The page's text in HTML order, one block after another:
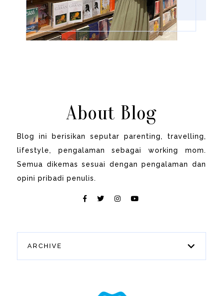
About Blog
Blog ini berisikan seputar parenting, travelling,
lifestyle, pengalaman sebagai working mom.
Semua dikemas sesuai dengan pengalaman dan
opini pribadi penulis.
ARCHIVE